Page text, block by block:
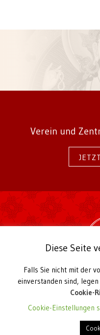
Verein und
2026 Karma Kagyü
Kirchstraße 22a
Vereinsregister
Diese Seite
Falls Sie nicht mit der
einverstanden sind,
Cookie-
Cookie-Einstellungen